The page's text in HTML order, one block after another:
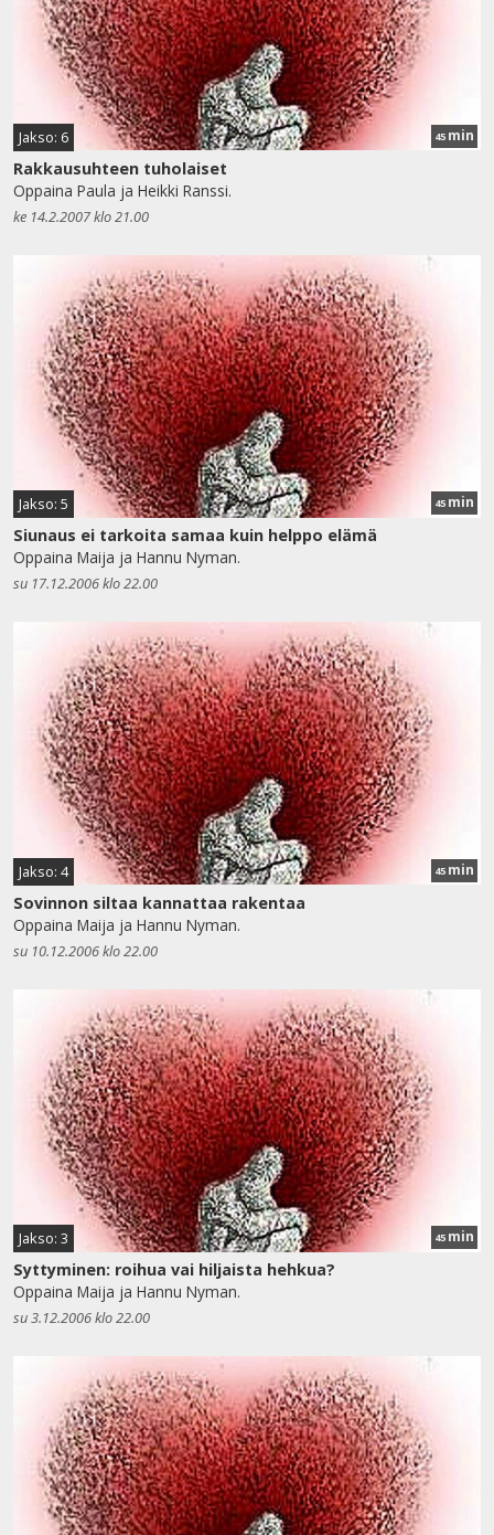
Jakso: 6 45 min
Rakkausuhteen tuholaiset
Oppaina Paula ja Heikki Ranssi.
ke 14.2.2007 klo 21.00
Jakso: 5 45 min
Siunaus ei tarkoita samaa kuin helppo elämä
Oppaina Maija ja Hannu Nyman.
su 17.12.2006 klo 22.00
Jakso: 4 45 min
Sovinnon siltaa kannattaa rakentaa
Oppaina Maija ja Hannu Nyman.
su 10.12.2006 klo 22.00
Jakso: 3 45 min
Syttyminen: roihua vai hiljaista hehkua?
Oppaina Maija ja Hannu Nyman.
su 3.12.2006 klo 22.00